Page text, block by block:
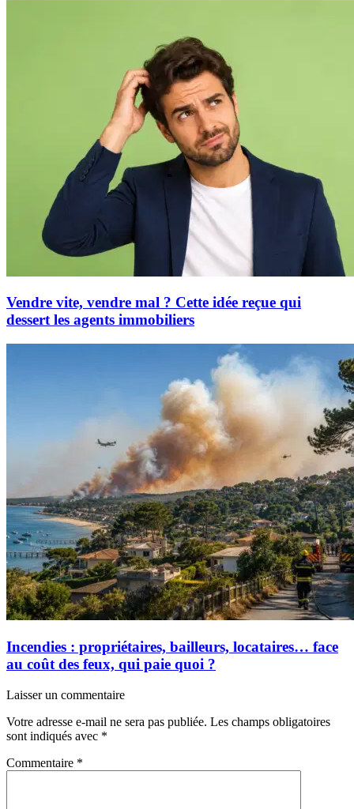
Vendre vite, vendre mal ? Cette idée reçue qui
dessert les agents immobiliers
Incendies : propriétaires, bailleurs, locataires… face
au coût des feux, qui paie quoi ?
Laisser un commentaire
Votre adresse e-mail ne sera pas publiée. Les champs obligatoires
sont indiqués avec *
Commentaire *